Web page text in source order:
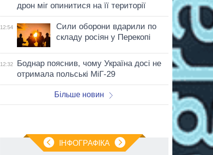
дрон міг опинитися на її території
12:54
Сили оборони вдарили по
складу росіян у Перекопі
12:32
Боднар пояснив, чому Україна досі не
отримала польські МіГ-29
Більше новин
ІНФОГРАФІКА